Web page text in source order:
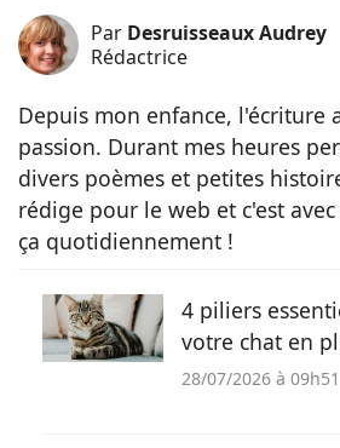
Par Desruisseaux Audrey
Rédactrice
Depuis mon enfance, l'écriture
passion. Durant mes heures
divers poèmes et petites
rédige pour le web et c'est
ça quotidiennement !
4 piliers
votre chat en
28/07/2026 à 09h51